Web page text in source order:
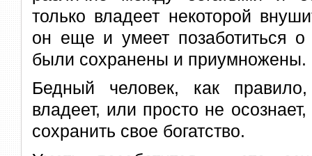
только владеет некоторой
он еще и умеет позаботиться
были сохранены и приумножены.
Бедный человек, как
владеет, или просто не
сохранить свое богатство.